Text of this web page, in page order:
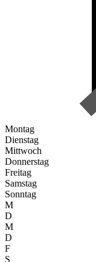
Montag
Dienstag
Mittwoch
Donnerstag
Freitag
Samstag
Sonntag
M
D
M
D
F
S